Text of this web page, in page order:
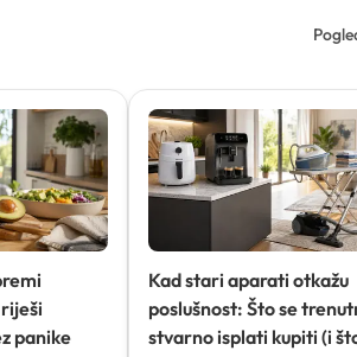
panike
Kad stari aparati otkažu
poslušnost: Što se
stvarno isplati kupiti (i